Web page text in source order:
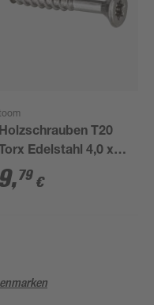
Holzschrauben T20
Torx Edelstahl 4,0 x
30 mm 100 Stück
9,79 €